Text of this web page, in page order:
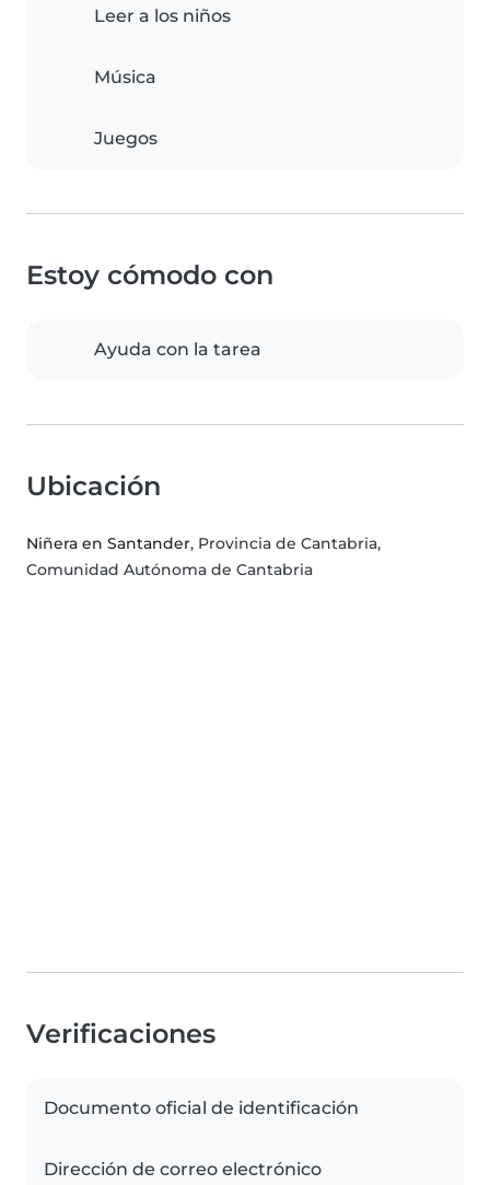
Leer a los niños
Música
Juegos
Estoy cómodo con
Ayuda con la tarea
Ubicación
Niñera en Santander, Provincia de Cantabria,
Comunidad Autónoma de Cantabria
Verificaciones
Documento oficial de identificación
Dirección de correo electrónico